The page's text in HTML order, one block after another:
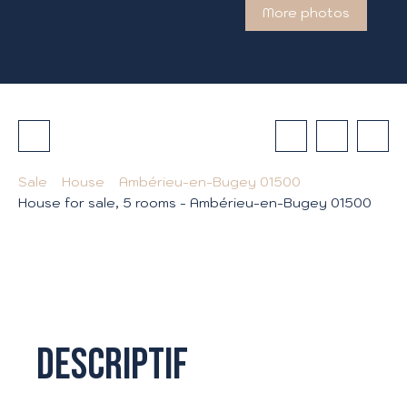
More photos
Sale House
Ambérieu-en-Bugey 01500
House for sale, 5 rooms - Ambérieu-en-Bugey 01500
Descriptif